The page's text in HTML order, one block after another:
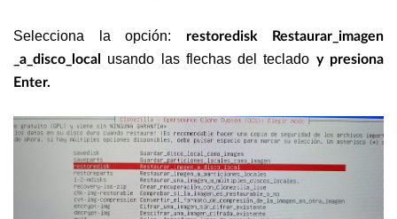
Selecciona la opción:
restoredisk Restaurar_imagen
_a_disco_local usando las flechas del teclado y presiona
Enter.